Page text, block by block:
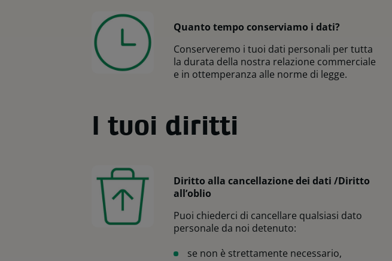
Quanto tempo conserviamo i dati?
Conserveremo i tuoi dati personali per tutta
la durata della nostra relazione commerciale
e in ottemperanza alle norme di legge.
I tuoi diritti
Diritto alla cancellazione dei dati /Diritto
all’oblio
Puoi chiederci di cancellare qualsiasi dato
personale da noi detenuto:
se non è strettamente necessario,